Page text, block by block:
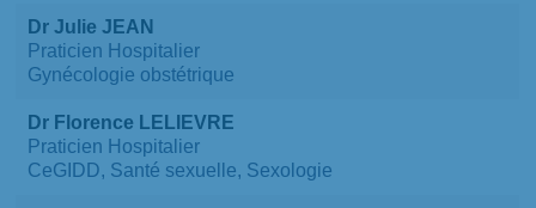
Dr Julie JEAN
Praticien Hospitalier
Gynécologie obstétrique
Dr Florence LELIEVRE
Praticien Hospitalier
CeGIDD, Santé sexuelle, Sexologie